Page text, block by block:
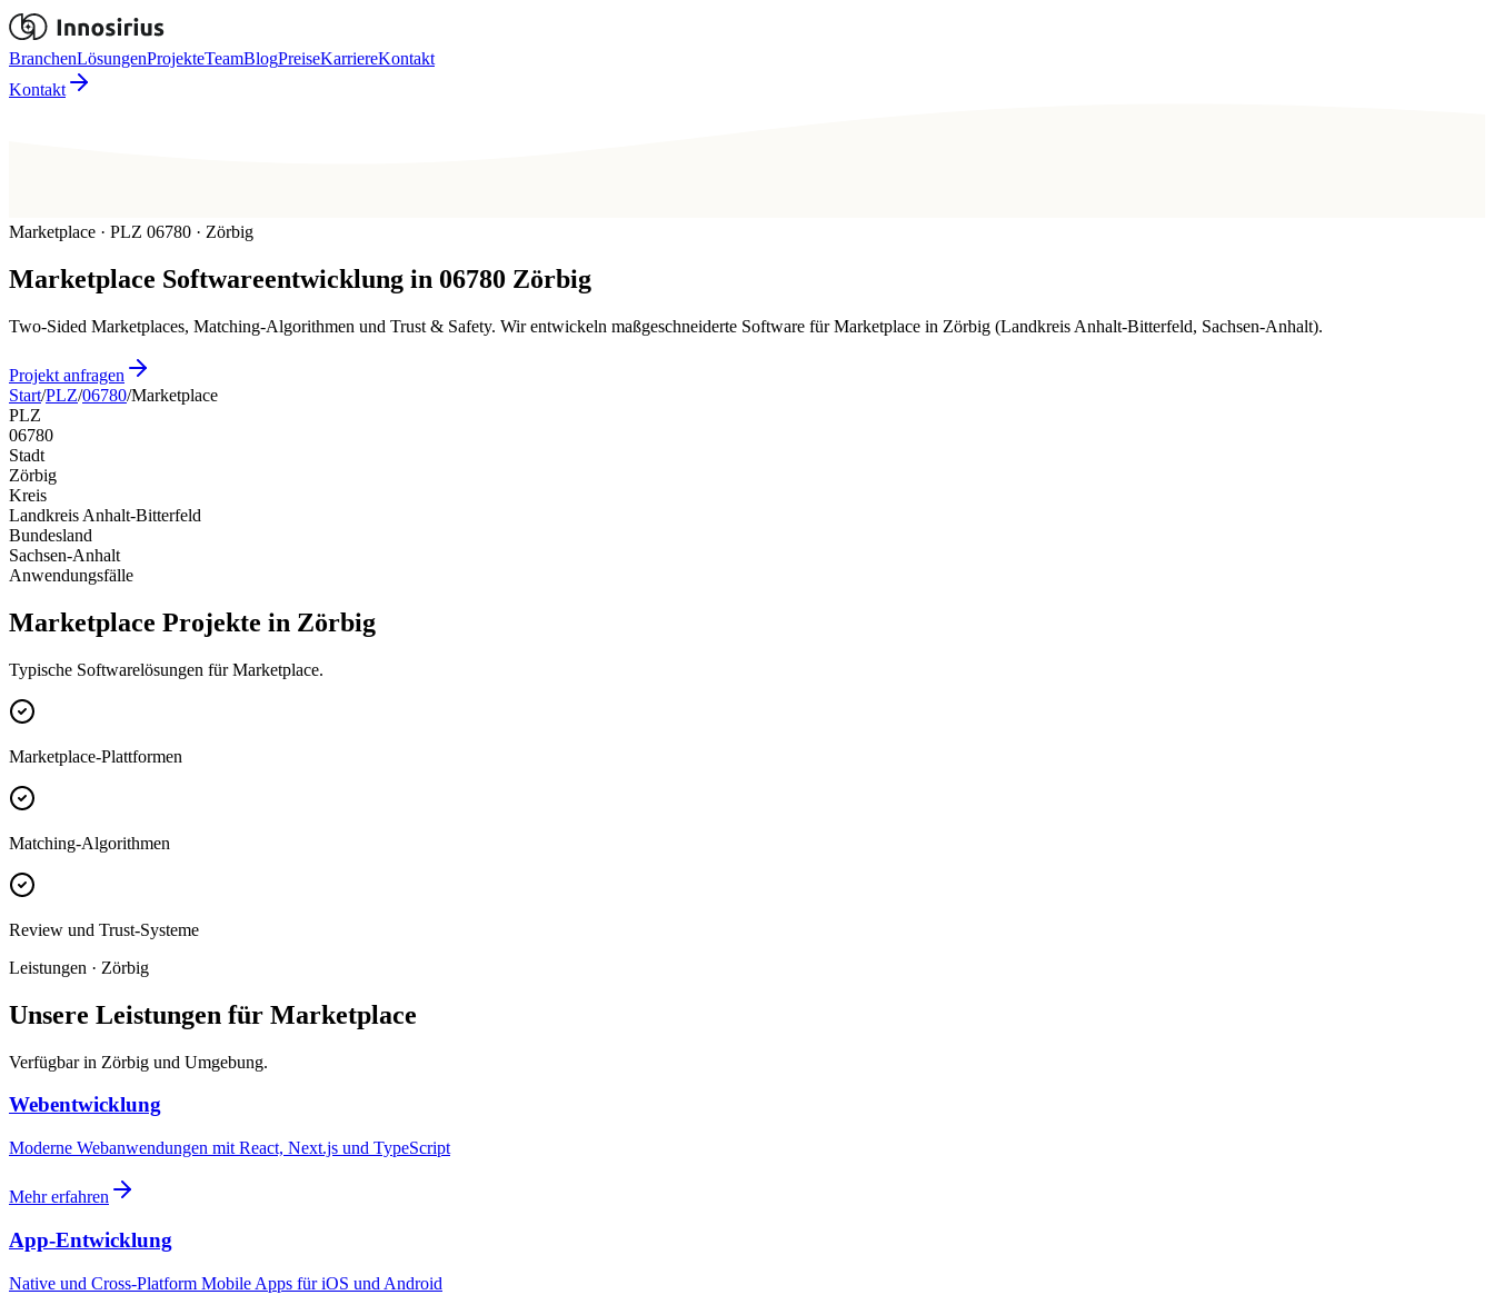
BranchenLösungenProjekteTeamBlogPreiseKarriereKontakt
Kontakt
Marketplace · PLZ 06780 · Zörbig
Marketplace Softwareentwicklung in 06780 Zörbig
Two-Sided Marketplaces, Matching-Algorithmen und Trust & Safety. Wir entwickeln maßgeschneiderte Software für Marketplace in Zörbig (Landkreis Anhalt-Bitterfeld, Sachsen-Anhalt).
Projekt anfragen
Start/PLZ/06780/Marketplace
PLZ
06780
Stadt
Zörbig
Kreis
Landkreis Anhalt-Bitterfeld
Bundesland
Sachsen-Anhalt
Anwendungsfälle
Marketplace Projekte in Zörbig
Typische Softwarelösungen für Marketplace.
Marketplace-Plattformen
Matching-Algorithmen
Review und Trust-Systeme
Leistungen · Zörbig
Unsere Leistungen für Marketplace
Verfügbar in Zörbig und Umgebung.
Webentwicklung
Moderne Webanwendungen mit React, Next.js und TypeScript
Mehr erfahren
App-Entwicklung
Native und Cross-Platform Mobile Apps für iOS und Android